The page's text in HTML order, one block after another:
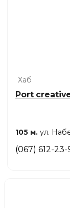
Хаб
Port
105 м. ул.
(067) 612-23-